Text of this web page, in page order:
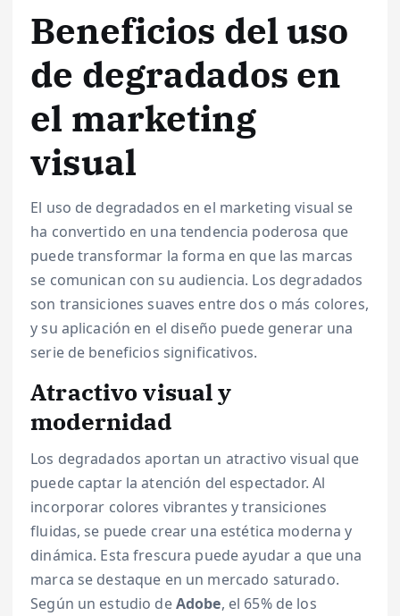
Beneficios del uso
de degradados en
el marketing
visual
El uso de degradados en el marketing visual se
ha convertido en una tendencia poderosa que
puede transformar la forma en que las marcas
se comunican con su audiencia. Los degradados
son transiciones suaves entre dos o más colores,
y su aplicación en el diseño puede generar una
serie de beneficios significativos.
Atractivo visual y
modernidad
Los degradados aportan un atractivo visual que
puede captar la atención del espectador. Al
incorporar colores vibrantes y transiciones
fluidas, se puede crear una estética moderna y
dinámica. Esta frescura puede ayudar a que una
marca se destaque en un mercado saturado.
Según un estudio deAdobe, el 65% de los